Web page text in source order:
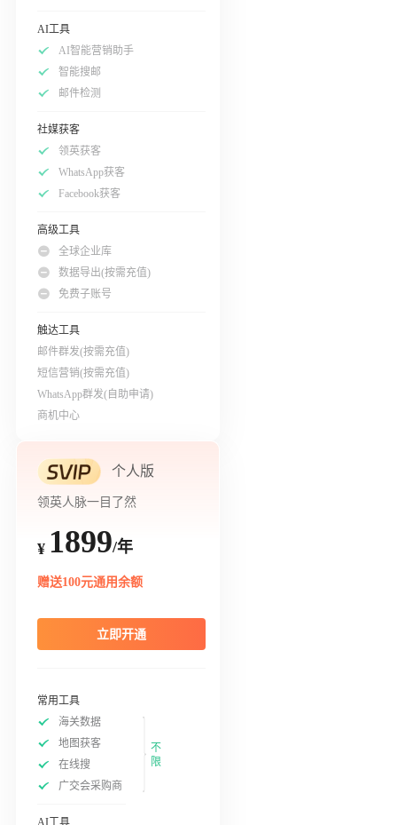
AI工具
AI智能营销助手
智能搜邮
邮件检测
社媒获客
领英获客
WhatsApp获客
Facebook获客
高级工具
全球企业库
数据导出(按需充值)
免费子账号
触达工具
邮件群发(按需充值)
短信营销(按需充值)
WhatsApp群发(自助申请)
商机中心
个人版
领英人脉一目了然
¥ 1899/年
赠送100元通用余额
立即开通
常用工具
海关数据
地图获客
在线搜
广交会采购商
不
限
AI工具